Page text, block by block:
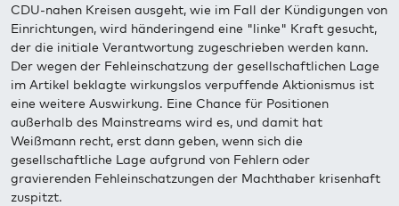
CDU-nahen Kreisen ausgeht, wie im Fall der Kündigungen von
Einrichtungen, wird händeringend eine "linke" Kraft gesucht,
der die initiale Verantwortung zugeschrieben werden kann.
Der wegen der Fehleinschatzung der gesellschaftlichen Lage
im Artikel beklagte wirkungslos verpuffende Aktionismus ist
eine weitere Auswirkung. Eine Chance für Positionen
außerhalb des Mainstreams wird es, und damit hat
Weißmann recht, erst dann geben, wenn sich die
gesellschaftliche Lage aufgrund von Fehlern oder
gravierenden Fehleinschatzungen der Machthaber krisenhaft
zuspitzt.